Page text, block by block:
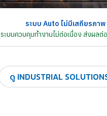
ระบบ Auto ไม่มีเสถียรภาพ
ระบบควบคุมทำงานไม่ต่อเนื่อง ส่งผลต่
ดู INDUSTRIAL